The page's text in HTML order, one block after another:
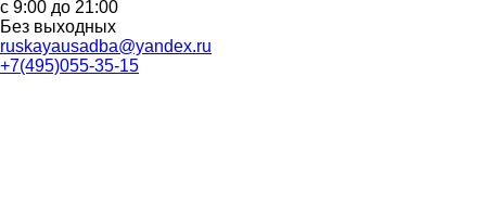
с 9:00 до 21:00
Без выходных
ruskayausadba@yandex.ru
+7(495)055-35-15